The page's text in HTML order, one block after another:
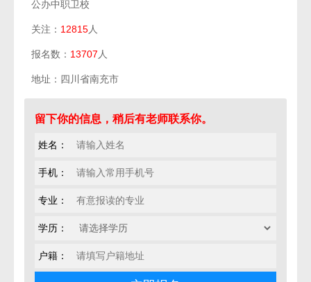
公办中职卫校
关注： 12815人
报名数： 13707 人
地址：四川省南充市
留下你的信息，稍后有老师联系你。
姓名：
手机：
专业：
学历：
户籍：